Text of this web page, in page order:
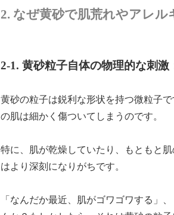
2. なぜ黄砂で肌荒れやアレ
2-1. 黄砂粒子自体の物理的な刺
黄砂の粒子は鋭利な形状を持つ微粒子
の肌は細かく傷ついてしまうのです。
特に、肌が乾燥していたり、もともと
はより深刻になりがちです。
「なんだか最近、肌がゴワゴワする」